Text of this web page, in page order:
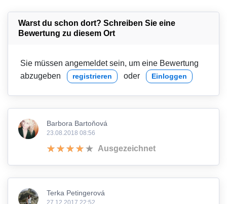
Warst du schon dort? Schreiben Sie eine
Bewertung zu diesem Ort
Sie müssen angemeldet sein, um eine Bewertung
abzugeben
registrieren oder Einloggen
Barbora Bartoňová
23.08.2018 08:56
Ausgezeichnet
Terka Petingerová
27.12.2017 22:52